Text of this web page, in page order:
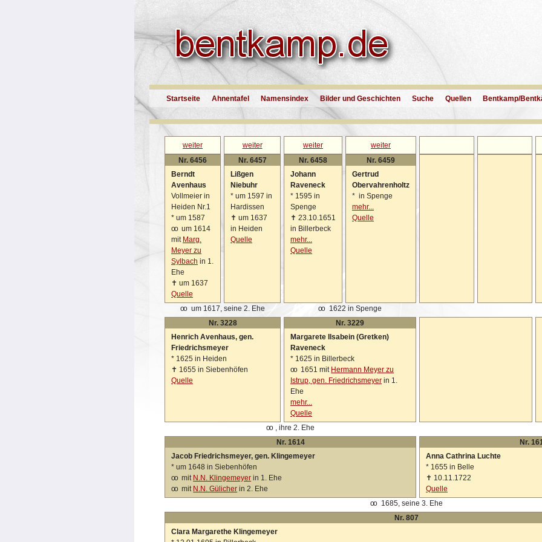
Startseite Ahnentafel Namensindex Bilder und Geschichten Suche Quellen Bentkamp/
weiter weiter weiter
weiter
Nr. 6456
Berndt
Avenhaus
Vollmeier in
Heiden Nr.1
* um 1587
oo um 1614
mit Marg.
Meyer zu
Sylbach in 1.
Ehe
✝ um 1637
Quelle
Nr. 6457
Lißgen
Niebuhr
* um 1597 in
Hardissen
✝ um 1637
in Heiden
Quelle
Nr. 6458
Johann
Raveneck
* 1595 in
Spenge
✝ 23.10.1651
in Billerbeck
mehr...
Quelle
Nr. 6459
Gertrud
Obervahrenholtz
* in Spenge
mehr...
Quelle
oo um 1617, seine 2. Ehe oo
1622 in Spenge
Nr. 3228
Henrich Avenhaus, gen.
Friedrichsmeyer
* 1625 in Heiden
✝ 1655 in Siebenhöfen
Quelle
Nr. 3229
Margarete Ilsabein (Gretken)
Raveneck
* 1625 in Billerbeck
oo
1651 mit Hermann Meyer zu
Istrup, gen. Friedrichsmeyer in 1.
Ehe
mehr...
Quelle
oo , ihre 2. Ehe
Nr. 1614
Jacob Friedrichsmeyer, gen. Klingemeyer
* um 1648 in Siebenhöfen
oo mit N.N. Klingemeyer in 1. Ehe
oo mit N.N. Gülicher in 2. Ehe
Nr.
Anna Cathrina Luchte
* 1655 in Belle
✝ 10.11.1722
Quelle
oo
1685, seine 3. Ehe
Nr. 807
Clara Margarethe Klingemeyer